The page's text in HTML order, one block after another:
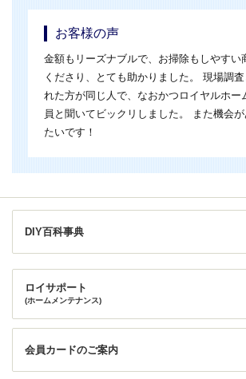
お客様の声
金額もリーズナブルで、お掃除もしやすい
くださり、とても助かりました。 現場調査
れた方が同じ人で、なおかつロイヤルホー
員と聞いてビックリしました。 また機会
たいです！
DIY百科事典
ロイサポート
(ホームメンテナンス)
会員カードのご案内